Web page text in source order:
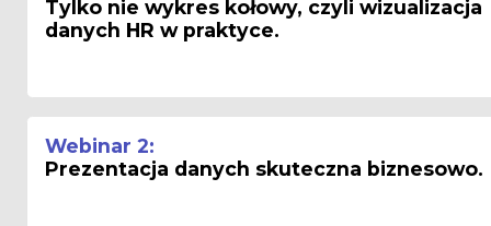
Tylko nie wykres kołowy, czyli wizualizacja
danych HR w praktyce.
Webinar 2:
Prezentacja danych skuteczna biznesowo.